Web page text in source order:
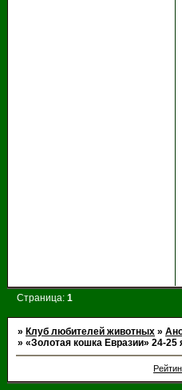
Страница:1
» Клуб любителей животных »
»«Золотая кошка Евразии» 24-25